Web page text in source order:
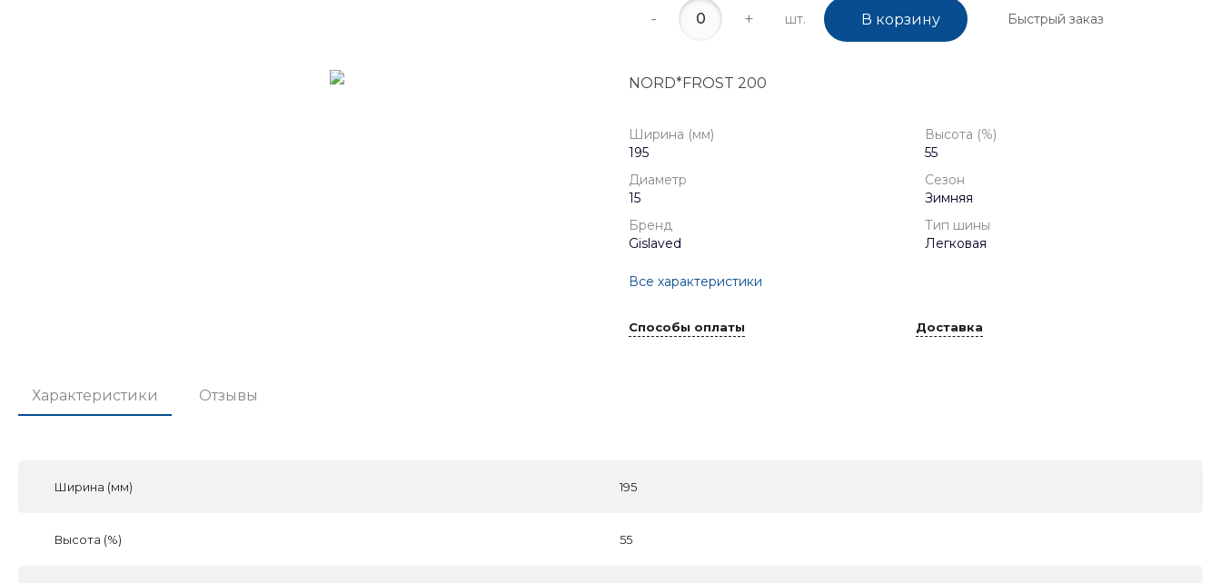
- + шт. В корзину Быстрый заказ
NORD*FROST 200
Ширина (мм)
195
Высота (%)
55
Диаметр
15
Сезон
Зимняя
Бренд
Gislaved
Тип шины
Легковая
Все характеристики
Способы оплаты Доставка
Характеристики Отзывы
Ширина (мм) 195
Высота (%) 55